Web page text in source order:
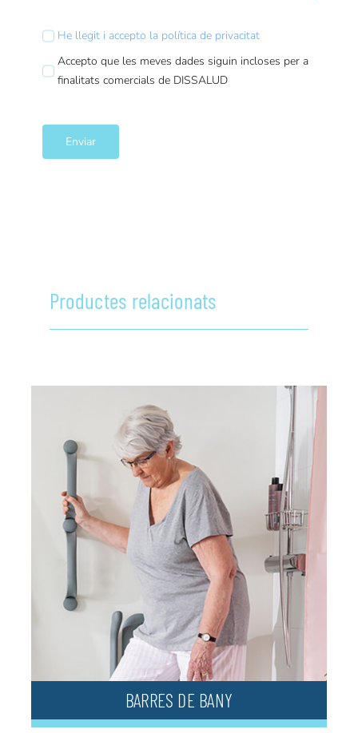
He llegit i accepto la política de privacitat
Accepto que les meves dades siguin incloses per a
finalitats comercials de DISSALUD
Enviar
Productes relacionats
BARRES DE BANY